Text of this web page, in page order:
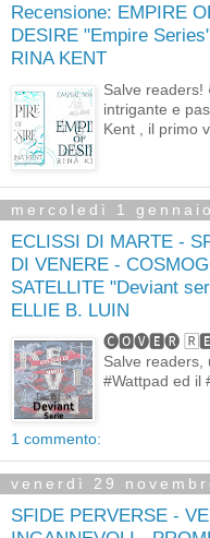
Recensione: EMPIRE
DESIRE "Empire
RINA KENT
Salve readers!
intrigante e
Kent , il primo
mercoledì 1
ECLISSI DI MARTE -
DI VENERE -
SATELLITE "Deviant
ELLIE B. LUIN
🅒🅾🅥🅴🅡
Salve readers,
#Wattpad ed il
1 commento:
venerdì 29
SFIDE PERVERSE -